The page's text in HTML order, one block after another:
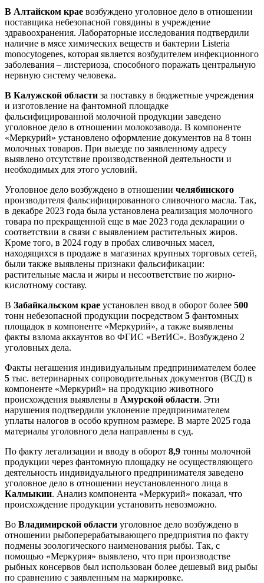
В Алтайском крае возбуждено уголовное дело в отношении
поставщика небезопасной говядины в учреждение
здравоохранения. Лабораторные исследования подтвердили
наличие в мясе химических веществ и бактерии Listeria
monocytogenes, которая является возбудителем инфекционного
заболевания – листериоза, способного поражать центральную
нервную систему человека.
В Калужской области за поставку в бюджетные учреждения
и изготовление на фантомной площадке
фальсифицированной молочной продукции заведено
уголовное дело в отношении молокозавода. В компоненте
«Меркурий» установлено оформление документов на 8 тонн
молочных товаров. При выезде по заявленному адресу
выявлено отсутствие производственной деятельности и
необходимых для этого условий.
Уголовное дело возбуждено в отношении челябинского
производителя фальсифицированного сливочного масла. Так,
в декабре 2023 года была установлена реализация молочного
товара по прекращенной еще в мае 2023 года декларации о
соответствии в связи с выявлением растительных жиров.
Кроме того, в 2024 году в пробах сливочных масел,
находящихся в продаже в магазинах крупных торговых сетей,
были также выявлены признаки фальсификации:
растительные масла и жиры и несоответствие по жирно-
кислотному составу.
В Забайкальском крае установлен ввод в оборот более 500
тонн небезопасной продукции посредством 5 фантомных
площадок в компоненте «Меркурий», а также выявлены
факты взлома аккаунтов во ФГИС «ВетИС». Возбуждено 2
уголовных дела.
Факты негашения индивидуальным предпринимателем более
5 тыс. ветеринарных сопроводительных документов (ВСД) в
компоненте «Меркурий» на продукцию животного
происхождения выявлены в Амурской области. Эти
нарушения подтвердили уклонение предпринимателем
уплаты налогов в особо крупном размере. В марте 2025 года
материалы уголовного дела направлены в суд.
По факту легализации и вводу в оборот 8,9 тонны молочной
продукции через фантомную площадку не осуществляющего
деятельность индивидуального предпринимателя заведено
уголовное дело в отношении неустановленного лица в
Калмыкии. Анализ компонента «Меркурий» показал, что
происхождение продукции установить невозможно.
Во Владимирской области уголовное дело возбуждено в
отношении рыбоперерабатывающего предприятия по факту
подмены зоологического наименования рыбы. Так, с
помощью «Меркурия» выявлено, что при производстве
рыбных консервов был использован более дешевый вид рыбы
по сравнению с заявленным на маркировке.